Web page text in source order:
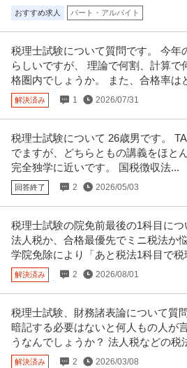
う！
おすすめ求人 パート・アルバイト
税理士試験について質問です。 今年
らしいですが、 理論で何割、計算で
格圏内でしょうか。 また、合格率は
解決済み 1 2026/07/31
税理士試験について 26歳男です。
でますが、どちらともの講義をほと
完全独学に近いです。 国税徴収法...
回答終了 2 2026/05/03
税理士試験の院免前最後の1科目に
法人税か、合格最優先でミニ税法か
学院免除により「あと税法1科目で
う状況です」
解決済み 2 2026/08/01
税理士試験、財務諸表論について質
暗記する必要はないと何人もの人が
うなんでしょうか？ 法人税などの税
解決済み 2 2026/03/08